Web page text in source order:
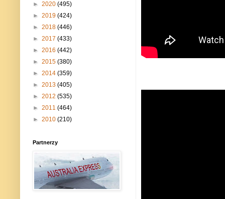
► 2020 (495)
► 2019 (424)
► 2018 (446)
► 2017 (433)
► 2016 (442)
► 2015 (380)
► 2014 (359)
► 2013 (405)
► 2012 (535)
► 2011 (464)
► 2010 (210)
Partnerzy